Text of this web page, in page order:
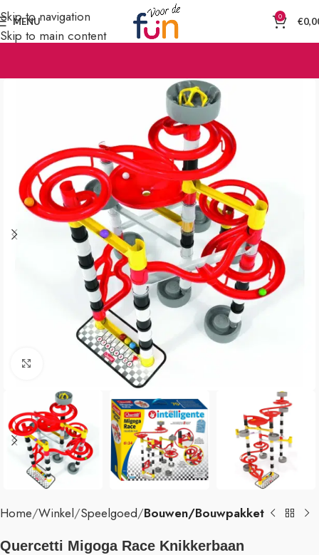
Skip to navigation
Skip to main content
MENU 0 €
Klik om te vergroten
Home Winkel Speelgoed Bouwen/Bouwpakket
Quercetti Migoga Race Knikkerbaan